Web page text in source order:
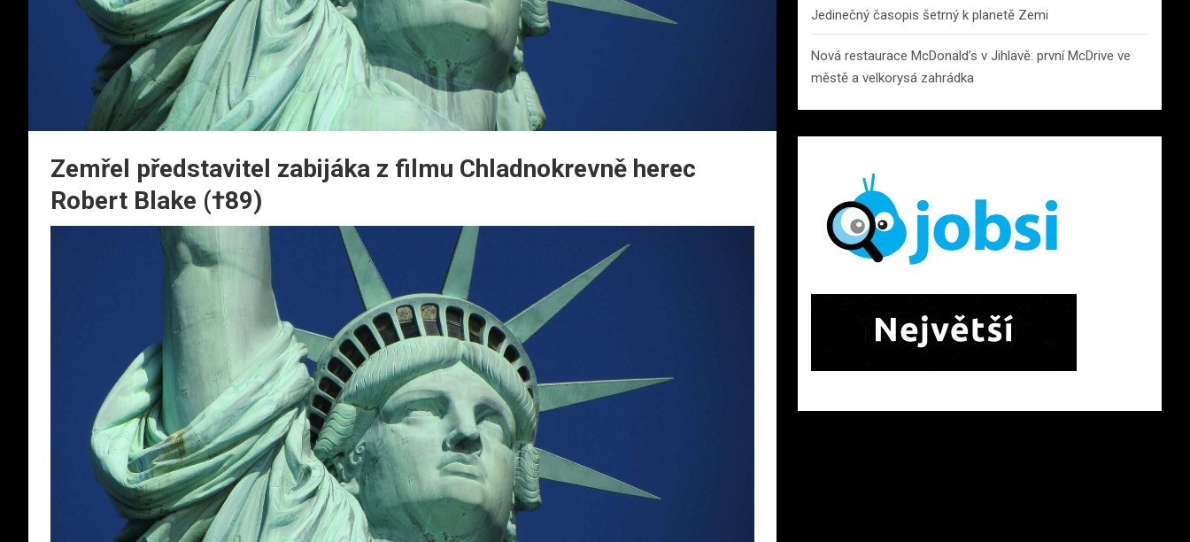
Zemřel představitel zabijáka z filmu Chladnokrevně herec
Robert Blake (†89)
Jedinečný časopis šetrný k planetě Zemi
Nová restaurace McDonald’s v Jihlavě: první McDrive ve
městě a velkorysá zahrádka